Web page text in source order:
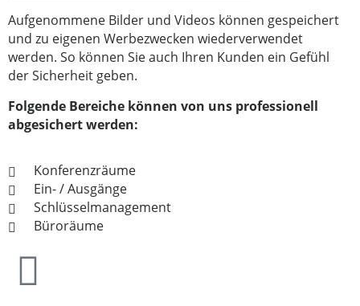
Aufgenommene Bilder und Videos können gespeichert
und zu eigenen Werbezwecken wiederverwendet
werden. So können Sie auch Ihren Kunden ein Gefühl
der Sicherheit geben.
Folgende Bereiche können von uns professionell
abgesichert werden:
Konferenzräume
Ein- / Ausgänge
Schlüsselmanagement
Büroräume